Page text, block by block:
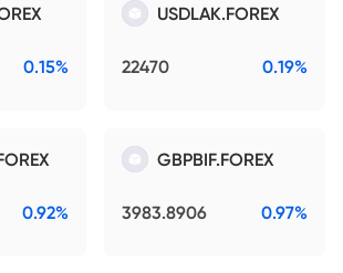
0.15%
USDLAK.FOREX
22470 0.19%
0.92%
GBPBIF.FOREX
3983.8906 0.97%